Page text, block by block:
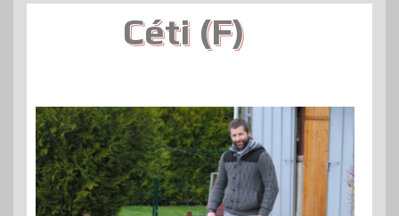
Céti (F)